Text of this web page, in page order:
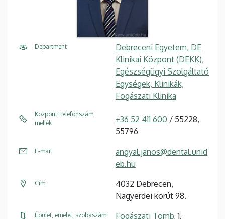
Department
Debreceni Egyetem, DE
Klinikai Központ (DEKK),
Egészségügyi Szolgáltató
Egységek, Klinikák,
Fogászati Klinika
Központi telefonszám,
mellék
+36 52 411 600 / 55228,
55796
E-mail
angyal.janos@dental.unid
eb.hu
Cím
4032 Debrecen,
Nagyerdei körút 98.
Épület, emelet, szobaszám Fogászati Tömb, 1.